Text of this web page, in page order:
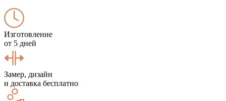
Изготовление
от 5 дней
Замер, дизайн
и доставка бесплатно